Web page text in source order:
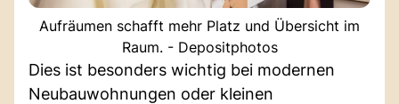
Aufräumen schafft mehr Platz und Übersicht im
Raum. - Depositphotos
Dies ist besonders wichtig bei modernen
Neubauwohnungen oder kleinen